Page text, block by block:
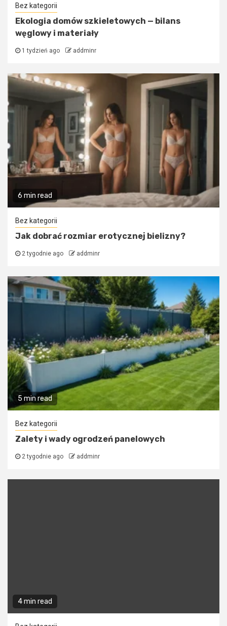
Bez kategorii
Ekologia domów szkieletowych — bilans
węglowy i materiały
1 tydzień ago addminr
6 min read
Bez kategorii
Jak dobrać rozmiar erotycznej bielizny?
2 tygodnie ago addminr
5 min read
Bez kategorii
Zalety i wady ogrodzeń panelowych
2 tygodnie ago addminr
4 min read